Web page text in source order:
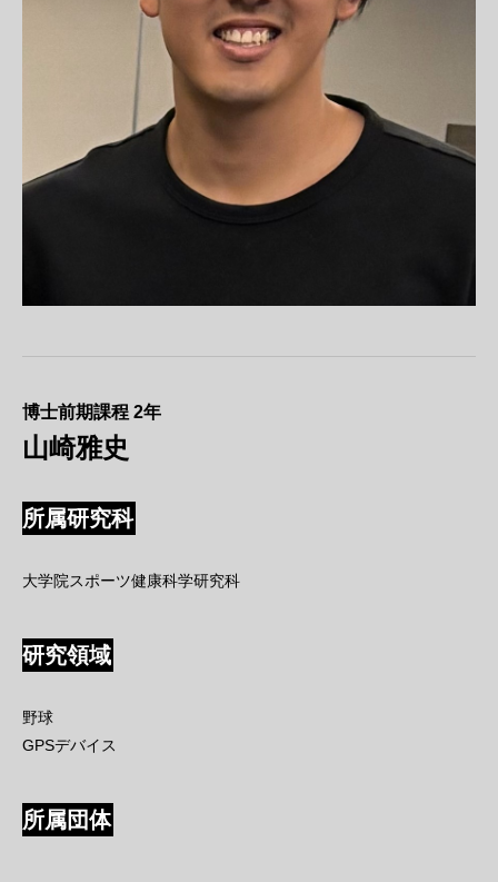
博士前期課程 2年
山崎雅史
所属研究科
大学院スポーツ健康科学研究科
研究領域
野球
GPSデバイス
所属団体